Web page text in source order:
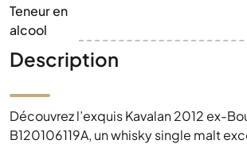
Teneur en
alcool
Description
Découvrez l’exquis Kavalan 2012 ex-
B120106119A, un whisky single malt